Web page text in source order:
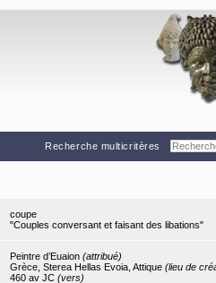
Recherche multicritères
coupe
"Couples conversant et faisant des libations"
Peintre d’Euaion (attribué)
Grèce, Sterea Hellas Evoia, Attique (lieu de
460 av JC (vers)